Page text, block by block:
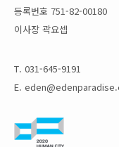
등록번호 751-82-00180
이사장 곽요셉
T. 031-645-9191
E.